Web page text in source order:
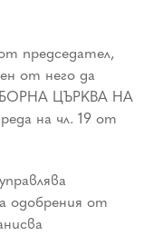
председател,
от него да
ЦЪРКВА НА
на чл. 19 от
одобрения от